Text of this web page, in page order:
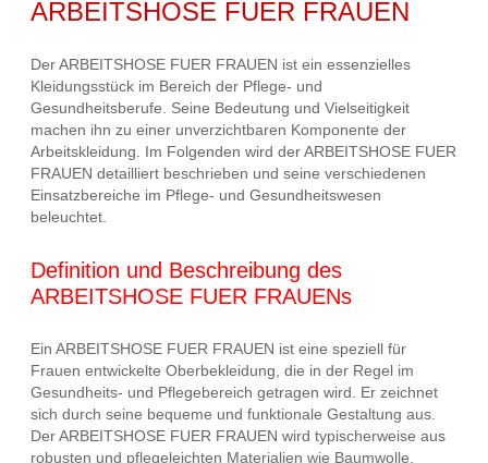
ARBEITSHOSE FUER FRAUEN
Der ARBEITSHOSE FUER FRAUEN ist ein essenzielles
Kleidungsstück im Bereich der Pflege- und
Gesundheitsberufe. Seine Bedeutung und Vielseitigkeit
machen ihn zu einer unverzichtbaren Komponente der
Arbeitskleidung. Im Folgenden wird der ARBEITSHOSE FUER
FRAUEN detailliert beschrieben und seine verschiedenen
Einsatzbereiche im Pflege- und Gesundheitswesen
beleuchtet.
Definition und Beschreibung des
ARBEITSHOSE FUER FRAUENs
Ein ARBEITSHOSE FUER FRAUEN ist eine speziell für
Frauen entwickelte Oberbekleidung, die in der Regel im
Gesundheits- und Pflegebereich getragen wird. Er zeichnet
sich durch seine bequeme und funktionale Gestaltung aus.
Der ARBEITSHOSE FUER FRAUEN wird typischerweise aus
robusten und pflegeleichten Materialien wie Baumwolle,